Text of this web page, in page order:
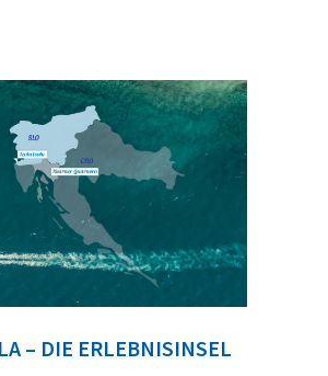
– DIE ERLEBNISINSEL